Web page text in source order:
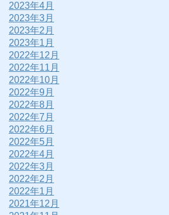
2023年4月
2023年3月
2023年2月
2023年1月
2022年12月
2022年11月
2022年10月
2022年9月
2022年8月
2022年7月
2022年6月
2022年5月
2022年4月
2022年3月
2022年2月
2022年1月
2021年12月